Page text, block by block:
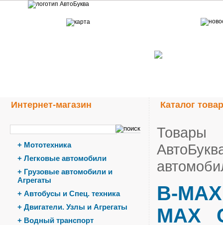
Интернет-магазин
+ Мототехника
+ Легковые автомобили
+ Грузовые автомобили и
Агрегаты
+ Автобусы и Спец. техника
+ Двигатели. Узлы и Агрегаты
+ Водный транспорт
Каталог
Товары
B-MAX
MAX